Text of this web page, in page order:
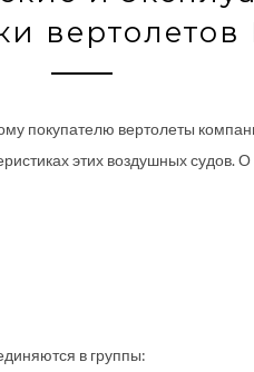
вертолетов
покупателю вертолеты
этих воздушных судов.
в группы: